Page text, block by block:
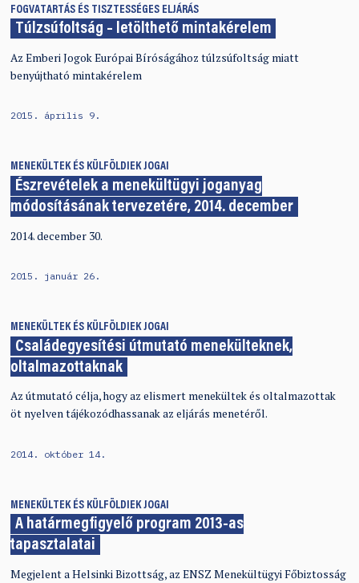
FOGVATARTÁS ÉS TISZTESSÉGES ELJÁRÁS
Túlzsúfoltság – letölthető mintakérelem
Az Emberi Jogok Európai Bíróságához túlzsúfoltság miatt
benyújtható mintakérelem
2015. április 9.
MENEKÜLTEK ÉS KÜLFÖLDIEK JOGAI
Észrevételek a menekültügyi joganyag
módosításának tervezetére, 2014. december
2014. december 30.
2015. január 26.
MENEKÜLTEK ÉS KÜLFÖLDIEK JOGAI
Családegyesítési útmutató menekülteknek,
oltalmazottaknak
Az útmutató célja, hogy az elismert menekültek és oltalmazottak
öt nyelven tájékozódhassanak az eljárás menetéről.
2014. október 14.
MENEKÜLTEK ÉS KÜLFÖLDIEK JOGAI
A határmegfigyelő program 2013-as
tapasztalatai
Megjelent a Helsinki Bizottság, az ENSZ Menekültügyi Főbiztosság